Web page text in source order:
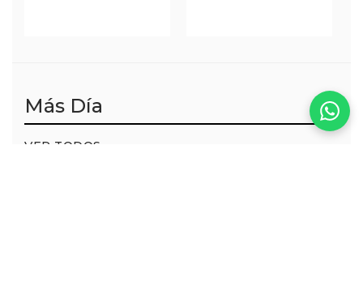
Más Día
VER TODOS